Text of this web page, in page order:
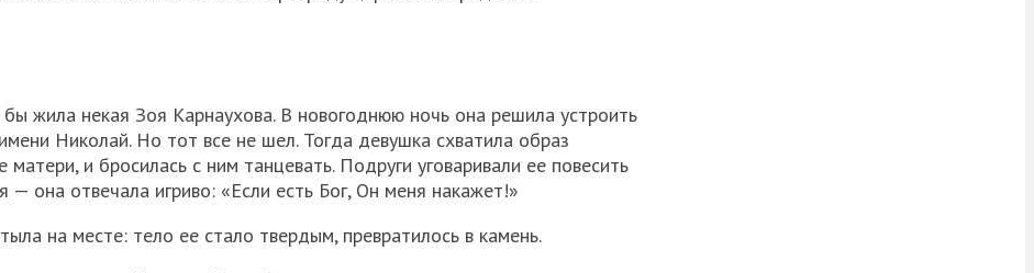
жила некая Зоя Карнаухова. В новогоднюю ночь она решила устроить
Николай. Но тот все не шел. Тогда девушка схватила образ
и бросилась с ним танцевать. Подруги уговаривали ее повесить
— она отвечала игриво: «Если есть Бог, Он меня накажет!»
на месте: тело ее стало твердым, превратилось в камень.